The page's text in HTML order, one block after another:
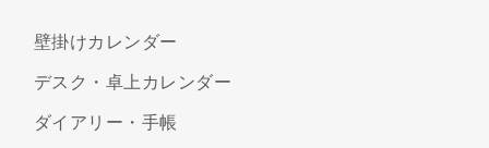
壁掛けカレンダー
デスク・卓上カレンダー
ダイアリー・手帳